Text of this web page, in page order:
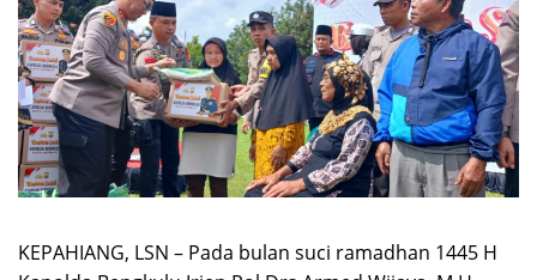
KEPAHIANG, LSN – Pada bulan suci ramadhan 1445 H